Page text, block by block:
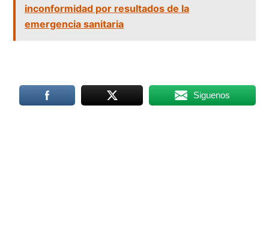
inconformidad por resultados de la
emergencia sanitaria
Siguenos